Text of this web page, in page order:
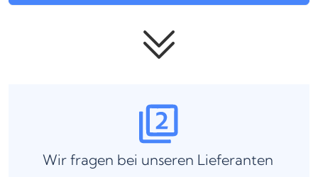
Wir fragen bei unseren Lieferanten